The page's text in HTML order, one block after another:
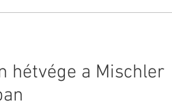
hétvége a Mischler